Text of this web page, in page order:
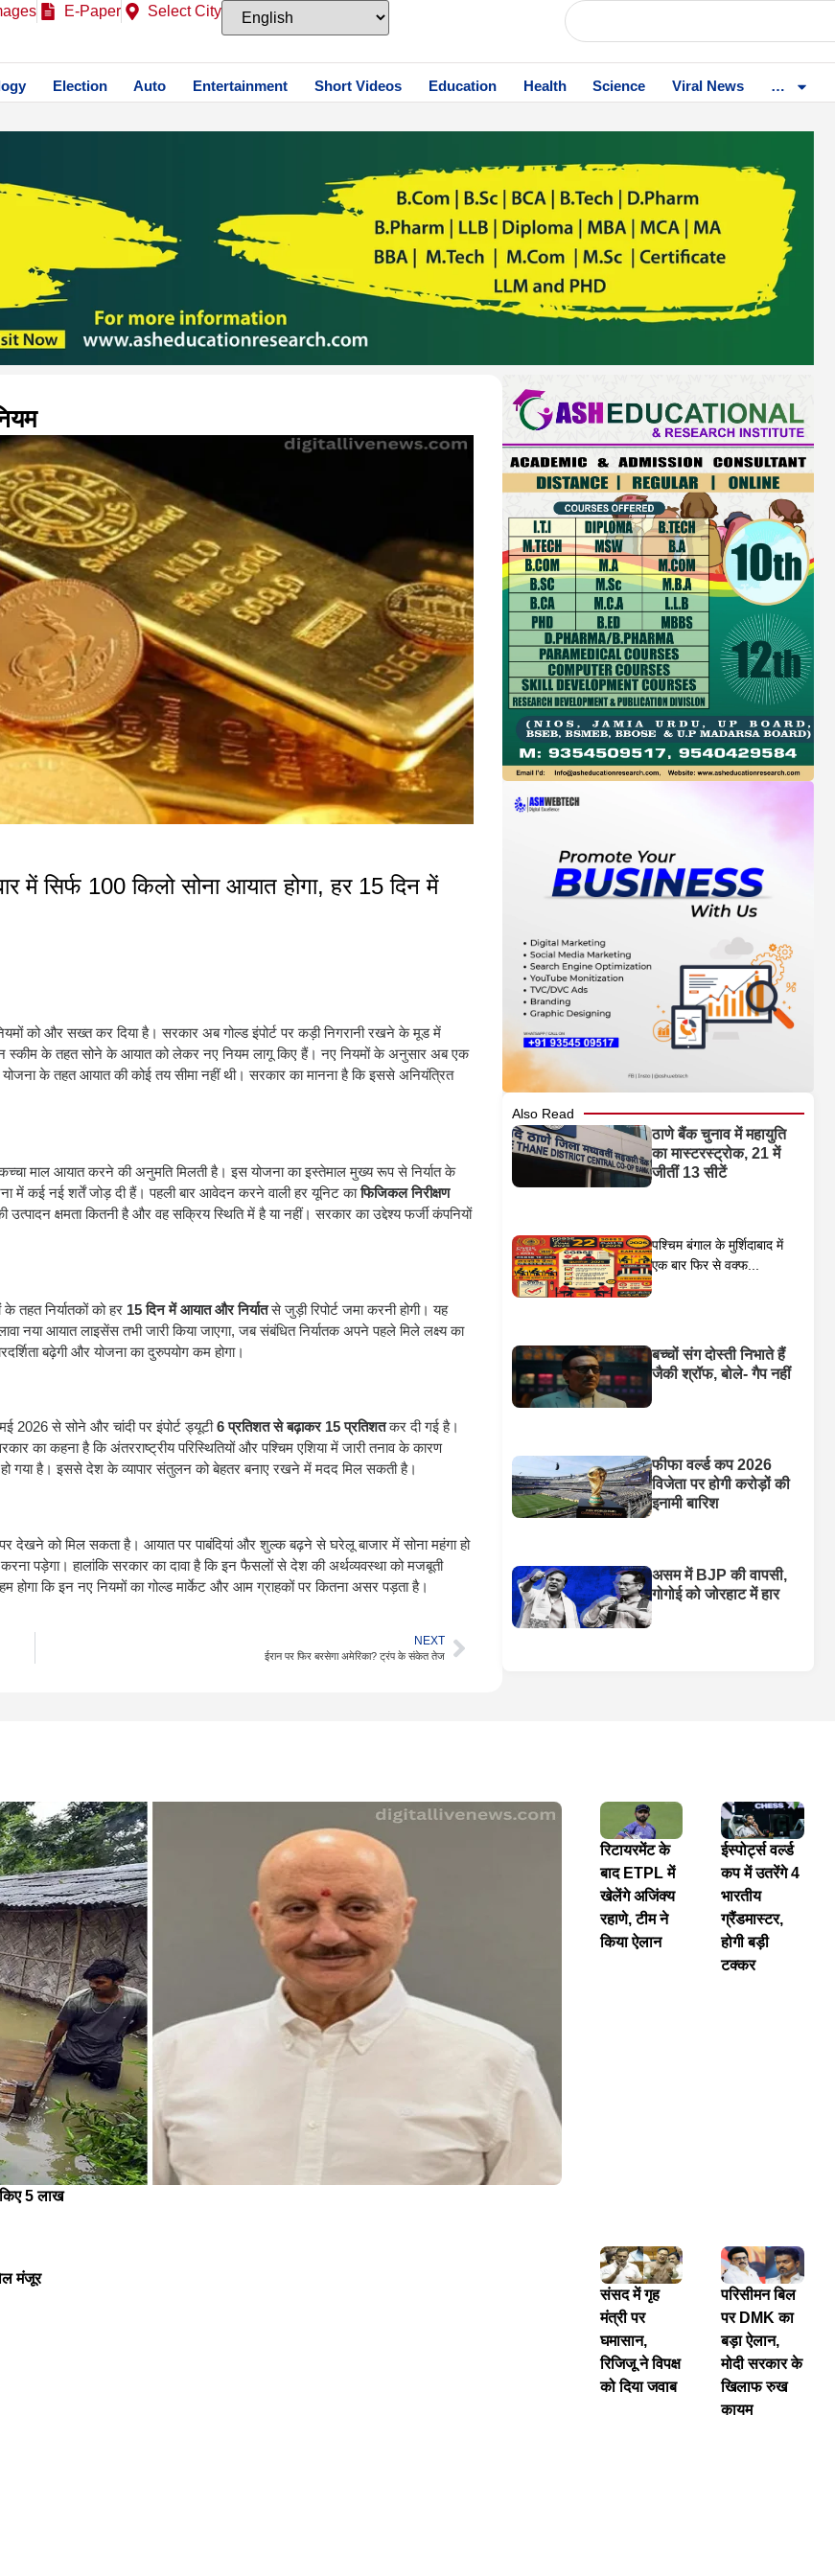
E-Paper Select City
Election Auto Entertainment Short Videos Education Health Science Viral News …
में सिर्फ 100 किलो सोना आयात होगा, हर 15 दिन में
को और सख्त कर दिया है। सरकार अब गोल्ड इंपोर्ट पर कड़ी निगरानी रखने के मूड में
के तहत सोने के आयात को लेकर नए नियम लागू किए हैं। नए नियमों के अनुसार अब एक
के तहत आयात की कोई तय सीमा नहीं थी। सरकार का मानना है कि इससे अनियंत्रित
माल आयात करने की अनुमति मिलती है। इस योजना का इस्तेमाल मुख्य रूप से निर्यात के
में कई नई शर्तें जोड़ दी हैं। पहली बार आवेदन करने वाली हर यूनिट काफिजिकल निरीक्षण
क्षमता कितनी है और वह सक्रिय स्थिति में है या नहीं। सरकार का उद्देश्य फर्जी कंपनियों
तहत निर्यातकों को हर 15 दिन में आयात और निर्यातसे जुड़ी रिपोर्ट जमा करनी होगी। यह
नया आयात लाइसेंस तभी जारी किया जाएगा, जब संबंधित निर्यातक अपने पहले मिले लक्ष्य का
बढ़ेगी और योजना का दुरुपयोग कम होगा।
2026 से सोने और चांदी पर इंपोर्ट ड्यूटी6 प्रतिशत से बढ़ाकर 15 प्रतिशतकर दी गई है।
का कहना है कि अंतरराष्ट्रीय परिस्थितियों और पश्चिम एशिया में जारी तनाव के कारण
गया है। इससे देश के व्यापार संतुलन को बेहतर बनाए रखने में मदद मिल सकती है।
पर देखने को मिल सकता है। आयात पर पाबंदियां और शुल्क बढ़ने से घरेलू बाजार में सोना महंगा हो
पड़ेगा। हालांकि सरकार का दावा है कि इन फैसलों से देश की अर्थव्यवस्था को मजबूती
कि इन नए नियमों का गोल्ड मार्केट और आम ग्राहकों पर कितना असर पड़ता है।
NEXT
ईरान पर फिर बरसेगा अमेरिका? ट्रंप के संकेत तेज
Also Read
ठाणे बैंक चुनाव में महायुति
का मास्टरस्ट्रोक, 21 में
जीतीं 13 सीटें
पश्चिम बंगाल के मुर्शिदाबाद में
एक बार फिर से वक्फ...
बच्चों संग दोस्ती निभाते हैं
जैकी श्रॉफ, बोले- गैप नहीं
फीफा वर्ल्ड कप 2026
विजेता पर होगी करोड़ों की
इनामी बारिश
असम में BJP की वापसी,
गोगोई को जोरहाट में हार
5 लाख
रिटायरमेंट के
बाद ETPL में
खेलेंगे अजिंक्य
रहाणे, टीम ने
किया ऐलान
ईस्पोर्ट्स वर्ल्ड
कप में उतरेंगे 4
भारतीय
ग्रैंडमास्टर,
होगी बड़ी
टक्कर
मंजूर
संसद में गृह
मंत्री पर
घमासान,
रिजिजू ने विपक्ष
को दिया जवाब
परिसीमन बिल
पर DMK का
बड़ा ऐलान,
मोदी सरकार के
खिलाफ रुख
कायम